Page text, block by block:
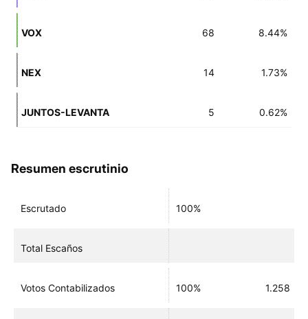
VOX 68 8.44%
NEX 14 1.73%
JUNTOS-LEVANTA 5 0.62%
Resumen escrutinio
Escrutado 100%
Total Escaños
Votos Contabilizados 100% 1.258